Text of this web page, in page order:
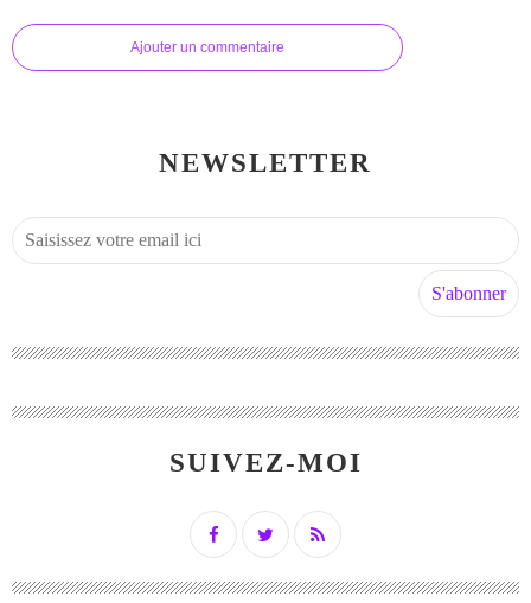
Ajouter un commentaire
NEWSLETTER
SUIVEZ-MOI